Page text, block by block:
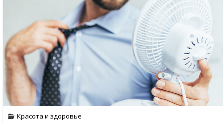
Красота и здоровье